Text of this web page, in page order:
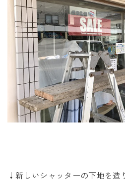
↓新しいシャッターの下地を造